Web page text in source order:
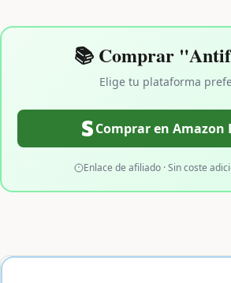
📚 Comprar
Elige tu plataforma
Comprar en Amazon
Enlace de afiliado · Sin coste